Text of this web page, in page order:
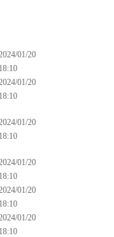
01/20
18:10
01/20
18:10
01/20
18:10
01/20
18:10
01/20
18:10
01/20
18:10